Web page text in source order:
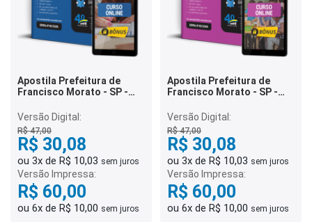
Apostila Prefeitura de
Francisco Morato - SP -
Versão Digital:
R$ 47,00
R$ 30,08
ou 3x de R$ 10,03 sem juros
Versão Impressa:
R$ 60,00
ou 6x de R$ 10,00 sem juros
Apostila Prefeitura de
Francisco Morato - SP -
Versão Digital:
R$ 47,00
R$ 30,08
ou 3x de R$ 10,03 sem juros
Versão Impressa:
R$ 60,00
ou 6x de R$ 10,00 sem juros